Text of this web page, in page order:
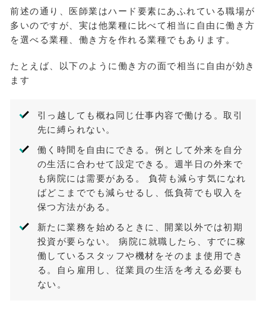
前述の通り、医師業はハード要素にあふれている職場が
多いのですが、実は他業種に比べて相当に自由に働き方
を選べる業種、働き方を作れる業種でもあります。
たとえば、以下のように働き方の面で相当に自由が効き
ます
引っ越しても概ね同じ仕事内容で働ける。取引
先に縛られない。
働く時間を自由にできる。例として外来を自分
の生活に合わせて設定できる。週半日の外来で
も病院には需要がある。 負荷も減らす気になれ
ばどこまででも減らせるし、低負荷でも収入を
保つ方法がある。
新たに業務を始めるときに、開業以外では初期
投資が要らない。 病院に就職したら、すでに稼
働しているスタッフや機材をそのまま使用でき
る。自ら雇用し、従業員の生活を考える必要も
ない。